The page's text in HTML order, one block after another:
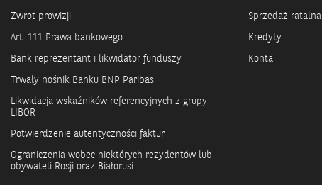
Zwrot prowizji
Art. 111 Prawa bankowego
Bank reprezentant i likwidator funduszy
Trwały nośnik Banku BNP Paribas
Likwidacja wskaźników referencyjnych z grupy
LIBOR
Potwierdzenie autentyczności faktur
Ograniczenia wobec niektórych rezydentów lub
obywateli Rosji oraz Białorusi
Sprzedaż ratalna
Kredyty
Konta